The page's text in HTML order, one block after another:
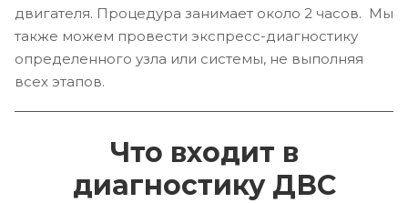
двигателя. Процедура занимает около 2 часов. Мы
также можем провести экспресс-диагностику
определенного узла или системы, не выполняя
всех этапов.
Что входит в
диагностику ДВС